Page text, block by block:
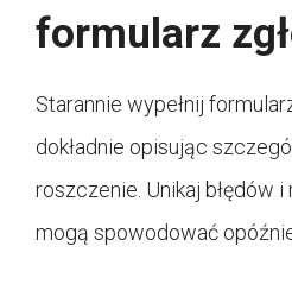
formularz
Starannie wypełnij
dokładnie opisując
roszczenie. Unikaj błędów
mogą spowodować